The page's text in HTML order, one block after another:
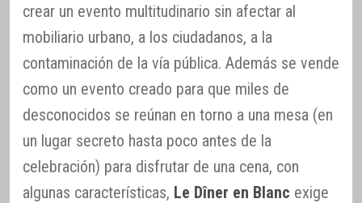
crear un evento multitudinario sin afectar al
mobiliario urbano, a los ciudadanos, a la
contaminación de la vía pública. Además se vende
como un evento creado para que miles de
desconocidos se reúnan en torno a una mesa (en
un lugar secreto hasta poco antes de la
celebración) para disfrutar de una cena, con
algunas características, Le Dîner en Blanc exige